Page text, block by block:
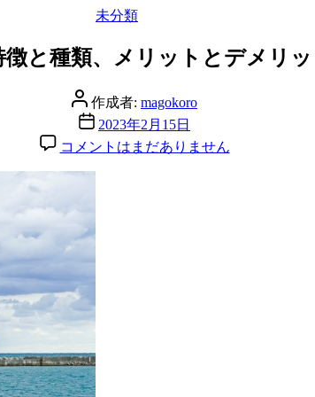
カ
ゴ
リ
未分類
徴と種類、メリットとデメリ
投
稿
者
作成者: magokoro
投
稿
日
2023年2月15日
海
特
と
種
類、
リ
ト
と
コメントはまだありません